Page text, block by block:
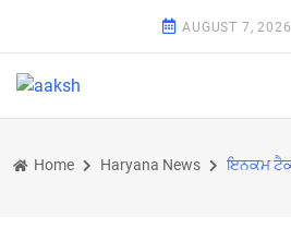
AUGUST 7, 2026
Home Haryana News